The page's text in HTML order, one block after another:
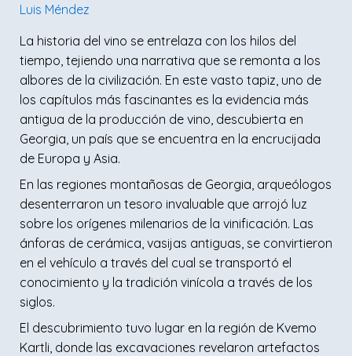
Luis Méndez
La historia del vino se entrelaza con los hilos del
tiempo, tejiendo una narrativa que se remonta a los
albores de la civilización. En este vasto tapiz, uno de
los capítulos más fascinantes es la evidencia más
antigua de la producción de vino, descubierta en
Georgia, un país que se encuentra en la encrucijada
de Europa y Asia.
En las regiones montañosas de Georgia, arqueólogos
desenterraron un tesoro invaluable que arrojó luz
sobre los orígenes milenarios de la vinificación. Las
ánforas de cerámica, vasijas antiguas, se convirtieron
en el vehículo a través del cual se transportó el
conocimiento y la tradición vinícola a través de los
siglos.
El descubrimiento tuvo lugar en la región de Kvemo
Kartli, donde las excavaciones revelaron artefactos